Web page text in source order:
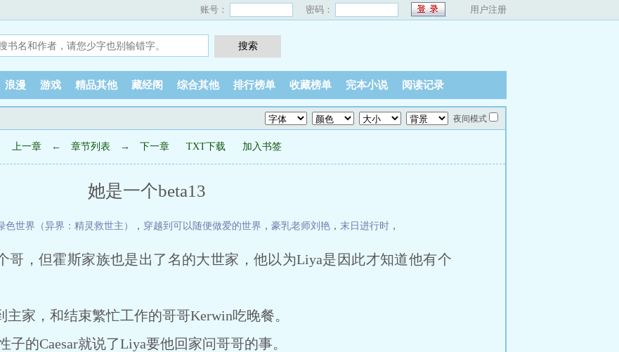
账号： 密码： 用户注册
浪漫 游戏 精品其他 藏经阁 综合其他 排行榜单 收藏榜单 完本小说 阅读记录
夜间模式
上一章 ← 章节列表 → 下一章 TXT下载 加入书签
她是一个beta13
色世界（异界：精灵救世主） ， 穿越到可以随便做爱的世界 ， 豪乳老师刘艳 ， 末日进行时 ，
哥，但霍斯家族也是出了名的大世家，他以为Liya是因此才知道他有个
家，和结束繁忙工作的哥哥Kerwin吃晚餐。
的Caesar就说了Liya要他回家问哥哥的事。